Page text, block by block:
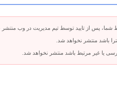
پس از تایید توسط تیم مدیریت در وب منتشر
باشد منتشر نخواهد شد.
یا غیر مرتبط باشد منتشر نخواهد شد.